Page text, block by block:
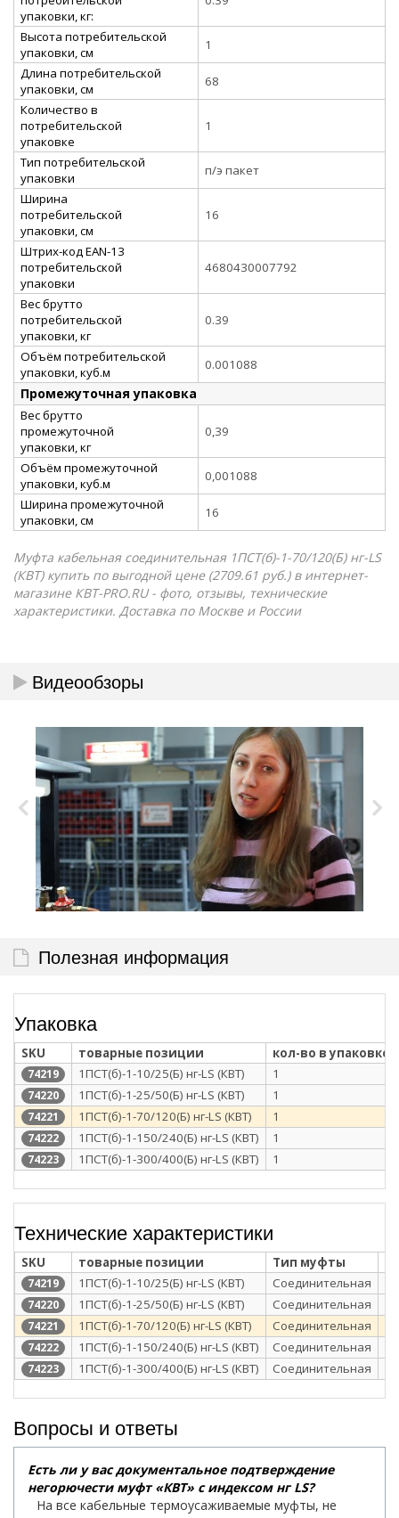
упаковки, кг:
Высота потребительской
упаковки, см
1
Длина потребительской
упаковки, см
68
Количество в
потребительской
упаковке
1
Тип потребительской
упаковки
п/э пакет
Ширина
потребительской
упаковки, см
16
Штрих-код EAN-13
потребительской
упаковки
4680430007792
Вес брутто
потребительской
упаковки, кг
0.39
Объём потребительской
упаковки, куб.м
0.001088
Промежуточная упаковка
Вес брутто
промежуточной
упаковки, кг
0,39
Объём промежуточной
упаковки, куб.м
0,001088
Ширина промежуточной
упаковки, см
16
Муфта кабельная соединительная 1ПСТ(б)-1-70/120(Б) нг-LS
(КВТ) купить по выгодной цене (2709.61 руб.) в интернет-
магазине КВТ-PRO.RU - фото, отзывы, технические
характеристики. Доставка по Москве и России
Видеообзоры
Полезная информация
Упаковка
SKU товарные позиции кол-во в упаковке
74219 1ПСТ(б)-1-10/25(Б) нг-LS (КВТ) 1
74220 1ПСТ(б)-1-25/50(Б) нг-LS (КВТ) 1
74221 1ПСТ(б)-1-70/120(Б) нг-LS (КВТ) 1
74222 1ПСТ(б)-1-150/240(Б) нг-LS (КВТ) 1
74223 1ПСТ(б)-1-300/400(Б) нг-LS (КВТ) 1
Технические характеристики
SKU товарные позиции Тип муфты
74219 1ПСТ(б)-1-10/25(Б) нг-LS (КВТ) Соединительная
74220 1ПСТ(б)-1-25/50(Б) нг-LS (КВТ) Соединительная
74221 1ПСТ(б)-1-70/120(Б) нг-LS (КВТ) Соединительная
74222 1ПСТ(б)-1-150/240(Б) нг-LS (КВТ) Соединительная
74223 1ПСТ(б)-1-300/400(Б) нг-LS (КВТ) Соединительная
Вопросы и ответы
Есть ли у вас документальное подтверждение
негорючести муфт «КВТ» с индексом нг LS?
На все кабельные термоусаживаемые муфты, не